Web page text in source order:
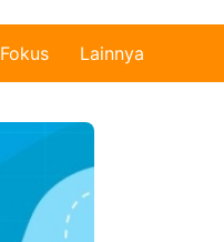
Fokus Lainnya